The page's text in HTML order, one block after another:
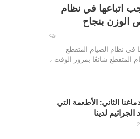
اتباعها في نظام
الوزن بنجاح
في نظام الصيام المتقطع
المتقطع شائعًا بمرور الوقت ،
الثاني: الأطعمة التي
لدينا